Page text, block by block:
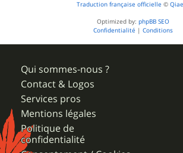
Traduction française officielle ©
Optimized by: phpBB SEO
Confidentialité | Conditions
Qui sommes-nous ?
Contact & Logos
Services pros
Mentions légales
Politique de
confidentialité